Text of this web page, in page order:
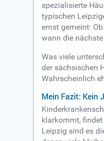
spezialisierte
typischen
ernst gemeint:
wann die
Was viele
der sächsischen
Wahrscheinlich
Mein Fazit: Kein
klarkommt,
Leipzig sind es